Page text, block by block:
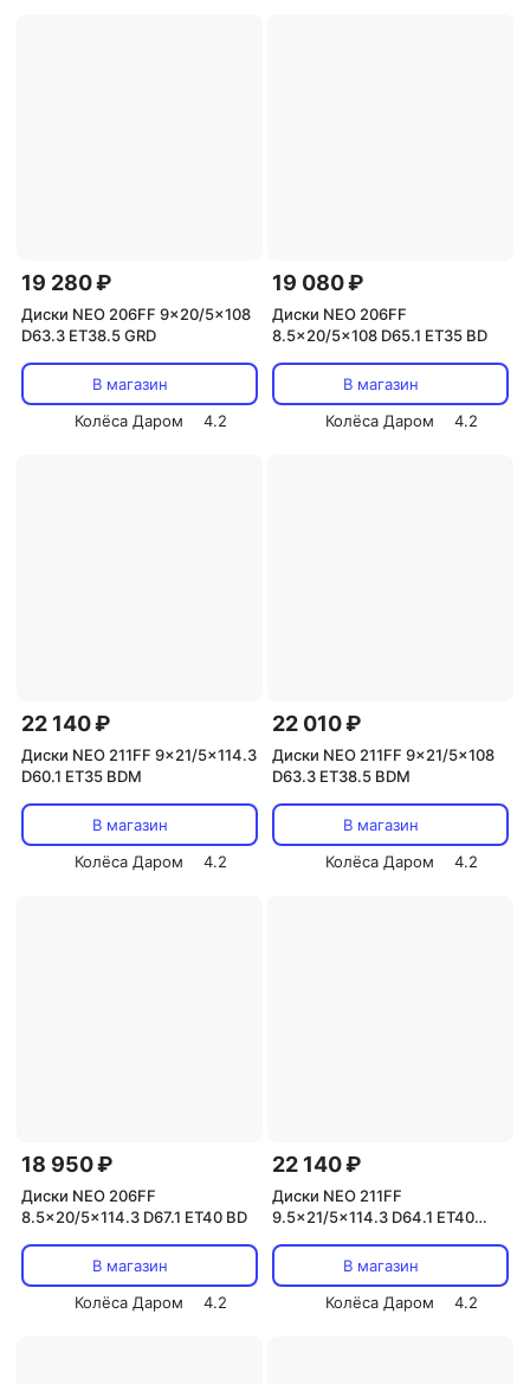
19 280 ₽
Диски NEO 206FF 9x20/5x108
D63.3 ET38.5 GRD
В магазин
Колёса Даром
4.2
19 080 ₽
Диски NEO 206FF
8.5x20/5x108 D65.1 ET35 BD
В магазин
Колёса Даром
4.2
22 140 ₽
Диски NEO 211FF 9x21/5x114.3
D60.1 ET35 BDM
В магазин
Колёса Даром
4.2
22 010 ₽
Диски NEO 211FF 9x21/5x108
D63.3 ET38.5 BDM
В магазин
Колёса Даром
4.2
18 950 ₽
Диски NEO 206FF
8.5x20/5x114.3 D67.1 ET40 BD
В магазин
Колёса Даром
4.2
22 140 ₽
Диски NEO 211FF
9.5x21/5x114.3 D64.1 ET40
В магазин
Колёса Даром
4.2